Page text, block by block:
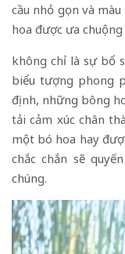
cầu nhỏ gọn và
hoa được ưa
không chỉ là sự bổ
biểu tượng phong
định, những bông
tải cảm xúc chân
một bó hoa hay
chắc chắn sẽ
chúng.